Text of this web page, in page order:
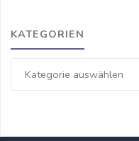
KATEGORIEN